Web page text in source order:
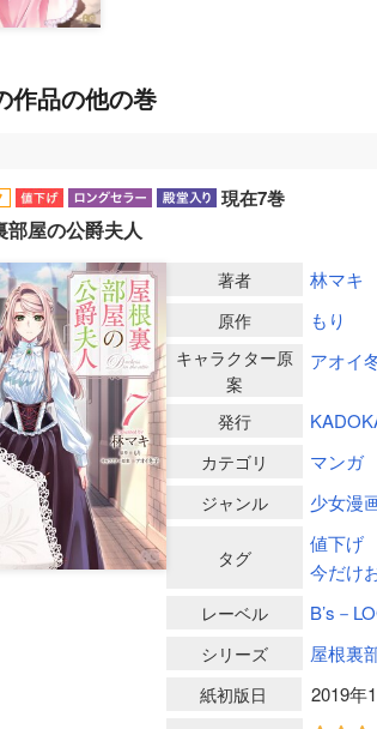
作品の他の巻
現在7巻
部屋の公爵夫人
著者 林マキ
原作 もり
キャラクター原
案
アオイ
発行
カテゴリ マンガ
ジャンル 少女漫
タグ
値下げ
今だけ
レーベル B’s－
シリーズ 屋根裏
紙初版日 2019年